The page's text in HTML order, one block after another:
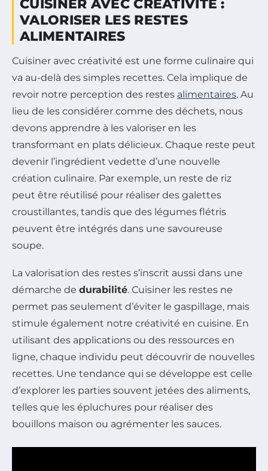
CUISINER AVEC CRÉATIVITÉ :
VALORISER LES RESTES
ALIMENTAIRES
Cuisiner avec créativité est une forme culinaire qui
va au-delà des simples recettes. Cela implique de
revoir notre perception des restes alimentaires. Au
lieu de les considérer comme des déchets, nous
devons apprendre à les valoriser en les
transformant en plats délicieux. Chaque reste peut
devenir l’ingrédient vedette d’une nouvelle
création culinaire. Par exemple, un reste de riz
peut être réutilisé pour réaliser des galettes
croustillantes, tandis que des légumes flétris
peuvent être intégrés dans une savoureuse
soupe.
La valorisation des restes s’inscrit aussi dans une
démarche de durabilité. Cuisiner les restes ne
permet pas seulement d’éviter le gaspillage, mais
stimule également notre créativité en cuisine. En
utilisant des applications ou des ressources en
ligne, chaque individu peut découvrir de nouvelles
recettes. Une tendance qui se développe est celle
d’explorer les parties souvent jetées des aliments,
telles que les épluchures pour réaliser des
bouillons maison ou agrémenter les sauces.